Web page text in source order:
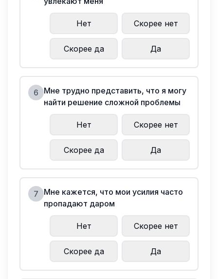
Нет Скорее нет
Скорее да Да
6
Мне трудно представить, что я могу
найти решение сложной проблемы
Нет Скорее нет
Скорее да Да
7
Мне кажется, что мои усилия часто
пропадают даром
Нет Скорее нет
Скорее да Да